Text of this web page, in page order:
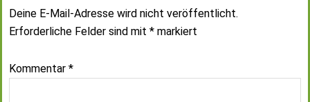
Deine E-Mail-Adresse wird nicht veröffentlicht.
Erforderliche Felder sind mit * markiert
Kommentar *